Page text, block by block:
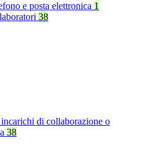
e posta elettronica 1
38
di collaborazione o
38